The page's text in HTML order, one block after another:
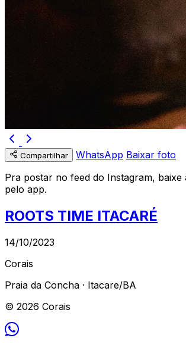
Compartilhar WhatsApp Baixar foto
Pra postar no feed do Instagram,
pelo app.
ROOTS TIME ITACARÉ
14/10/2023
Corais
Praia da Concha · Itacare/BA
© 2026 Corais